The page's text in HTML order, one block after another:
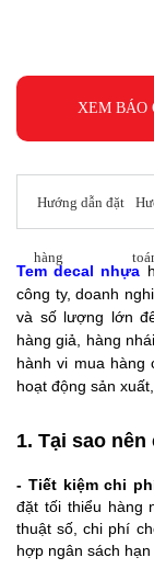
XEM BÁO
Hướng dẫn đặt
hàng
Tem decal nhựa
công ty, doanh
và số lượng lớn
hàng giả, hàng
hành vi mua hàng
hoạt động sản
1. Tại sao
- Tiết kiệm chi
đặt tối thiểu hàng
thuật số, chi phí
hợp ngân sách hạn